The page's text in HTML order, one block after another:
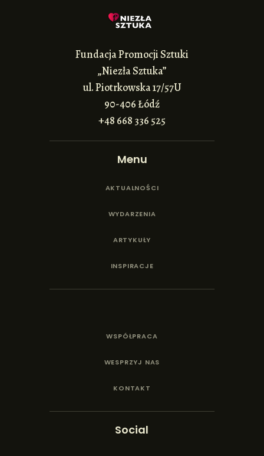
Fundacja Promocji Sztuki
„Niezła Sztuka”
ul. Piotrkowska 17/57U
90-406 Łódź
+48 668 336 525
Menu
AKTUALNOŚCI
WYDARZENIA
ARTYKUŁY
INSPIRACJE
WSPÓŁPRACA
WESPRZYJ NAS
KONTAKT
Social